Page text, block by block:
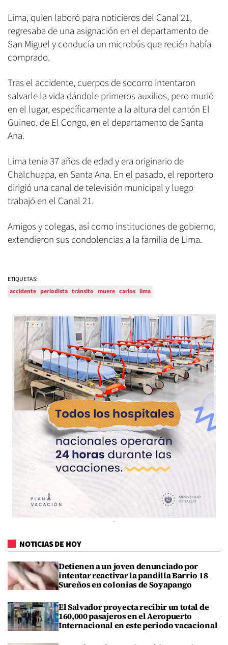
Lima, quien laboró para noticieros del Canal 21,
regresaba de una asignación en el departamento de
San Miguel y conducía un microbús que recién había
comprado.
Tras el accidente, cuerpos de socorro intentaron
salvarle la vida dándole primeros auxilios, pero murió
en el lugar, específicamente a la altura del cantón El
Guineo, de El Congo, en el departamento de Santa
Ana.
Lima tenía 37 años de edad y era originario de
Chalchuapa, en Santa Ana. En el pasado, el reportero
dirigió una canal de televisión municipal y luego
trabajó en el Canal 21.
Amigos y colegas, así como instituciones de gobierno,
extendieron sus condolencias a la familia de Lima.
ETIQUETAS:
accidente periodista tránsito muere carlos lima
NOTICIAS DE HOY
Detienen a un joven denunciado por
intentar reactivar la pandilla Barrio 18
Sureños en colonias de Soyapango
El Salvador proyecta recibir un total de
160,000 pasajeros en el Aeropuerto
Internacional en este periodo vacacional